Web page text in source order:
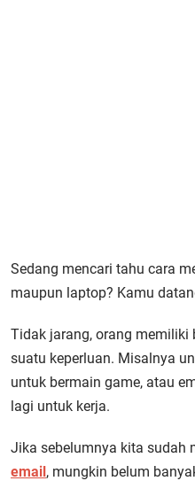
Sedang mencari tahu cara
maupun laptop? Kamu
Tidak jarang, orang memiliki
suatu keperluan. Misalnya
untuk bermain game, atau
lagi untuk kerja.
Jika sebelumnya kita sudah
email, mungkin belum